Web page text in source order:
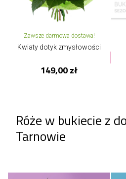
Zawsze darmowa dostawa!
Kwiaty dotyk zmysłowości
149,00 zł
Róże w bukiecie z
Tarnowie